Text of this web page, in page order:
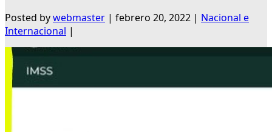
Posted bywebmaster | febrero 20, 2022 | Nacional e
Internacional |